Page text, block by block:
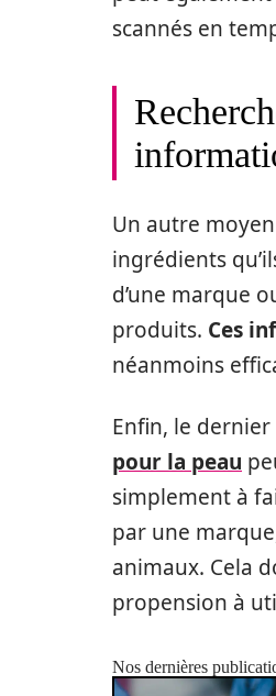
scannés en
Un autre
ingrédients
d’une marque
produits. Ces
néanmoins
Enfin, le
pour la peau
simplement à
par une
animaux. Cela
propension à
Nos dernières